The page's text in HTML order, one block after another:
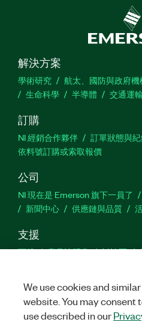
解決方案
學術研究 航太、國防與政府機
生命科學
半導體 交通運輸
訂購
NI 經銷合作夥伴 訂單狀態與
依料號訂購或索取報價
公司
NI 現在是 Emerson 旗下一員了
新聞中心
供應鏈與品質
支援
下載 產品說明書 討論區
We use cookies and
website. You may consent
use described in our